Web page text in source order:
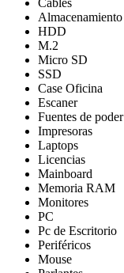
Almacenamiento
HDD
M.2
Micro SD
SSD
Case Oficina
Escaner
Fuentes de poder
Impresoras
Laptops
Licencias
Mainboard
Memoria RAM
Monitores
PC
Pc de Escritorio
Periféricos
Mouse